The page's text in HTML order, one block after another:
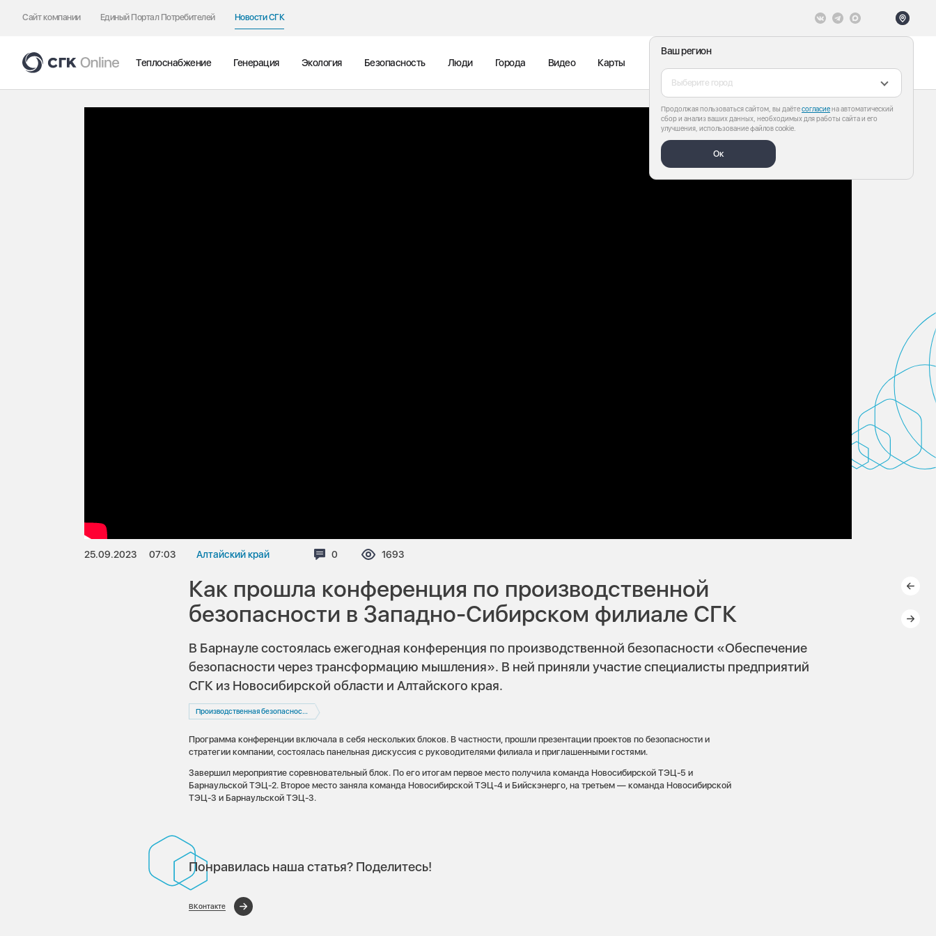
Сайт компании Единый Портал Потребителей Новости СГК
Ваш регион
Выберите город
Продолжая пользоваться сайтом, вы даётесогласиена автоматический
сбор и анализ ваших данных, необходимых для работы сайта и его
улучшения, использование файлов cookie.
Ок
Теплоснабжение Генерация Экология Безопасность Люди Города Видео Карты
25.09.2023 07:03 Алтайский край Комментариев:
0 Просмотров:
1693
Как прошла конференция по производственной
безопасности в Западно-Сибирском филиале СГК
В Барнауле состоялась ежегодная конференция по производственной безопасности «Обеспечение
безопасности через трансформацию мышления». В ней приняли участие специалисты предприятий
СГК из Новосибирской области и Алтайского края.
Производственная безопасность
Программа конференции включала в себя нескольких блоков. В частности, прошли презентации проектов по безопасности и
стратегии компании, состоялась панельная дискуссия с руководителями филиала и приглашенными гостями.
Завершил мероприятие соревновательный блок. По его итогам первое место получила команда Новосибирской ТЭЦ-5 и
Барнаульской ТЭЦ-2. Второе место заняла команда Новосибирской ТЭЦ-4 и Бийскэнерго, на третьем — команда Новосибирской
ТЭЦ-3 и Барнаульской ТЭЦ-3.
Понравилась наша статья? Поделитесь!
ВКонтакте